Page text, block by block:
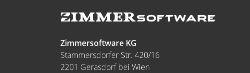
Zimmersoftware KG
Stammersdorfer Str. 420/16
2201 Gerasdorf bei Wien